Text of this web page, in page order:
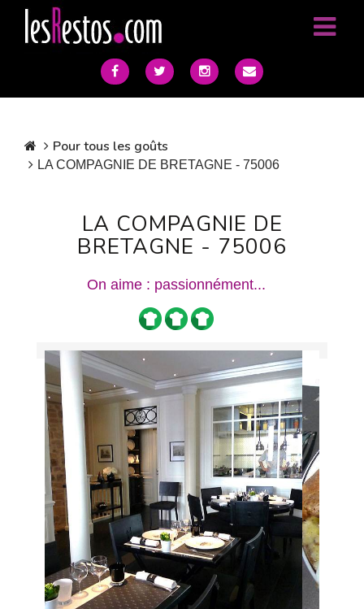
Pour tous les goûts
LA COMPAGNIE DE BRETAGNE - 75006
LA COMPAGNIE DE
BRETAGNE - 75006
On aime : passionnément...